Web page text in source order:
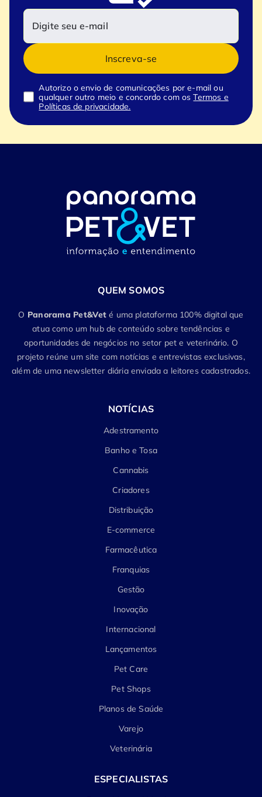
Inscreva-se
Autorizo o envio de comunicações por e-mail ou
qualquer outro meio e concordo com osTermos e
Políticas de privacidade.
QUEM SOMOS
O Panorama Pet&Vet é uma plataforma 100% digital que
atua como um hub de conteúdo sobre tendências e
oportunidades de negócios no setor pet e veterinário. O
projeto reúne um site com notícias e entrevistas exclusivas,
além de uma newsletter diária enviada a leitores cadastrados.
NOTÍCIAS
Adestramento
Banho e Tosa
Cannabis
Criadores
Distribuição
E-commerce
Farmacêutica
Franquias
Gestão
Inovação
Internacional
Lançamentos
Pet Care
Pet Shops
Planos de Saúde
Varejo
Veterinária
ESPECIALISTAS